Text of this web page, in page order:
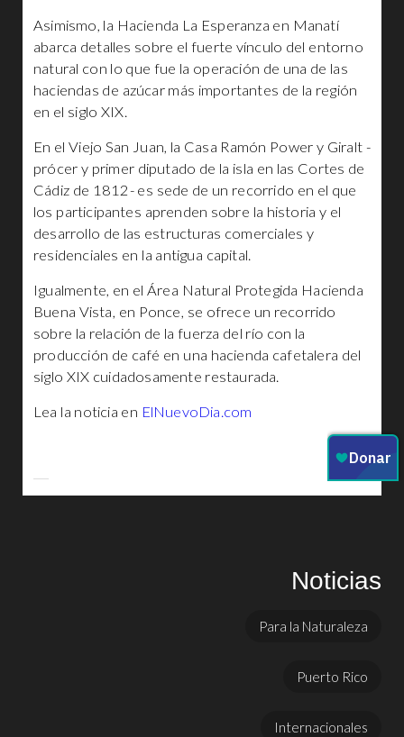
Asimismo, la Hacienda La Esperanza en Manatí
abarca detalles sobre el fuerte vínculo del entorno
natural con lo que fue la operación de una de las
haciendas de azúcar más importantes de la región
en el siglo XIX.
En el Viejo San Juan, la Casa Ramón Power y Giralt -
prócer y primer diputado de la isla en las Cortes de
Cádiz de 1812- es sede de un recorrido en el que
los participantes aprenden sobre la historia y el
desarrollo de las estructuras comerciales y
residenciales en la antigua capital.
Igualmente, en el Área Natural Protegida Hacienda
Buena Vista, en Ponce, se ofrece un recorrido
sobre la relación de la fuerza del río con la
producción de café en una hacienda cafetalera del
siglo XIX cuidadosamente restaurada.
Lea la noticia en ElNuevoDia.com
Noticias
Para la Naturaleza
Puerto Rico
Internacionales